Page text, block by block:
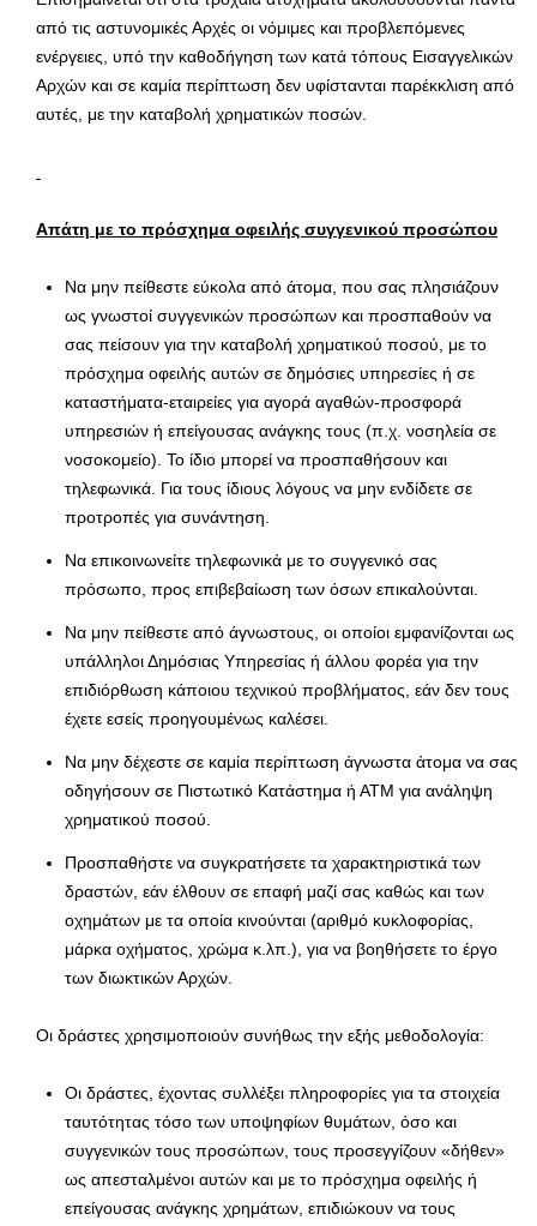
από τις αστυνομικές Αρχές οι νόμιμες και προβλεπόμενες
ενέργειες, υπό την καθοδήγηση των κατά τόπους Εισαγγελικών
Αρχών και σε καμία περίπτωση δεν υφίστανται παρέκκλιση από
αυτές, με την καταβολή χρηματικών ποσών.
Απάτη με το πρόσχημα οφειλής συγγενικού προσώπου
Να μην πείθεστε εύκολα από άτομα, που σας πλησιάζουν
ως γνωστοί συγγενικών προσώπων και προσπαθούν να
σας πείσουν για την καταβολή χρηματικού ποσού, με το
πρόσχημα οφειλής αυτών σε δημόσιες υπηρεσίες ή σε
καταστήματα-εταιρείες για αγορά αγαθών-προσφορά
υπηρεσιών ή επείγουσας ανάγκης τους (π.χ. νοσηλεία σε
νοσοκομείο). Το ίδιο μπορεί να προσπαθήσουν και
τηλεφωνικά. Για τους ίδιους λόγους να μην ενδίδετε σε
προτροπές για συνάντηση.
Να επικοινωνείτε τηλεφωνικά με το συγγενικό σας
πρόσωπο, προς επιβεβαίωση των όσων επικαλούνται.
Να μην πείθεστε από άγνωστους, οι οποίοι εμφανίζονται ως
υπάλληλοι Δημόσιας Υπηρεσίας ή άλλου φορέα για την
επιδιόρθωση κάποιου τεχνικού προβλήματος, εάν δεν τους
έχετε εσείς προηγουμένως καλέσει.
Να μην δέχεστε σε καμία περίπτωση άγνωστα άτομα να σας
οδηγήσουν σε Πιστωτικό Κατάστημα ή ΑΤΜ για ανάληψη
χρηματικού ποσού.
Προσπαθήστε να συγκρατήσετε τα χαρακτηριστικά των
δραστών, εάν έλθουν σε επαφή μαζί σας καθώς και των
οχημάτων με τα οποία κινούνται (αριθμό κυκλοφορίας,
μάρκα οχήματος, χρώμα κ.λπ.), για να βοηθήσετε το έργο
των διωκτικών Αρχών.
Οι δράστες χρησιμοποιούν συνήθως την εξής μεθοδολογία:
Οι δράστες, έχοντας συλλέξει πληροφορίες για τα στοιχεία
ταυτότητας τόσο των υποψηφίων θυμάτων, όσο και
συγγενικών τους προσώπων, τους προσεγγίζουν «δήθεν»
ως απεσταλμένοι αυτών και με το πρόσχημα οφειλής ή
επείγουσας ανάγκης χρημάτων, επιδιώκουν να τους